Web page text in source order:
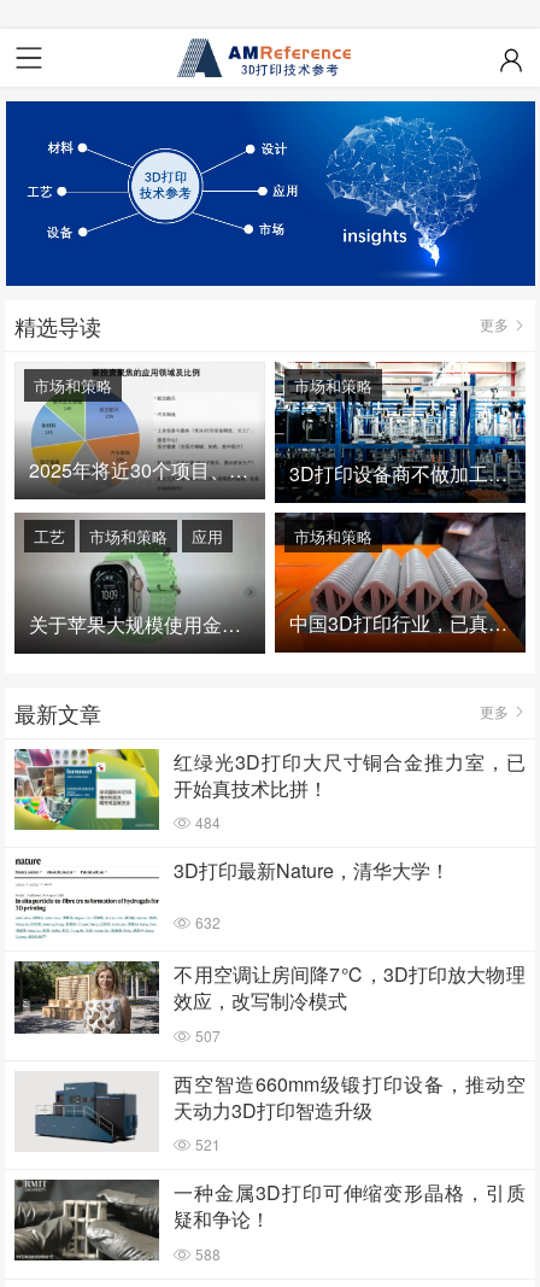
精选导读 更多
2025年将近30个项目、150亿投资：3D打印真的迎来爆发拐点了吗
市场和策略
3D打印设备商不做加工服务，就成了旁观者！
市场和策略
关于苹果大规模使用金属3D打印的思考
工艺 市场和策略 应用
中国3D打印行业，已真正进入爆发时代！
市场和策略
最新文章 更多
红绿光3D打印大尺寸铜合金推力室，已
开始真技术比拼！
484
3D打印最新Nature，清华大学！
632
不用空调让房间降7℃，3D打印放大物理
效应，改写制冷模式
507
西空智造660mm级锻打印设备，推动空
天动力3D打印智造升级
521
一种金属3D打印可伸缩变形晶格，引质
疑和争论！
588